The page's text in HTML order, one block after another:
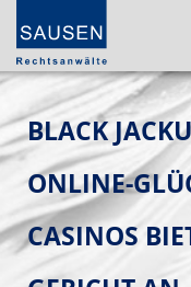
BLACK
ONLINE-
CASINOS